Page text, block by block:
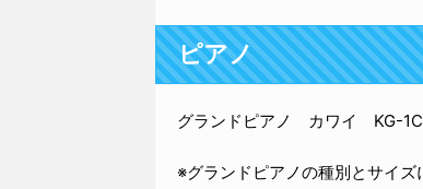
ピアノ
グランドピアノ カワイ KG-1C
※グランドピアノの種別とサイズ